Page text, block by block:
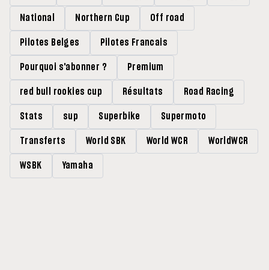
National Northern Cup Off road
Pilotes Belges Pilotes Francais
Pourquoi s'abonner ? Premium
red bull rookies cup Résultats Road Racing
Stats sup Superbike Supermoto
Transferts World SBK World WCR WorldWCR
WSBK Yamaha